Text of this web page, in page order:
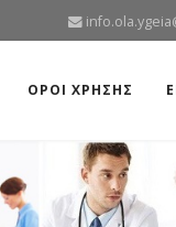
ΟΡΟΙ ΧΡΗΣΗΣ